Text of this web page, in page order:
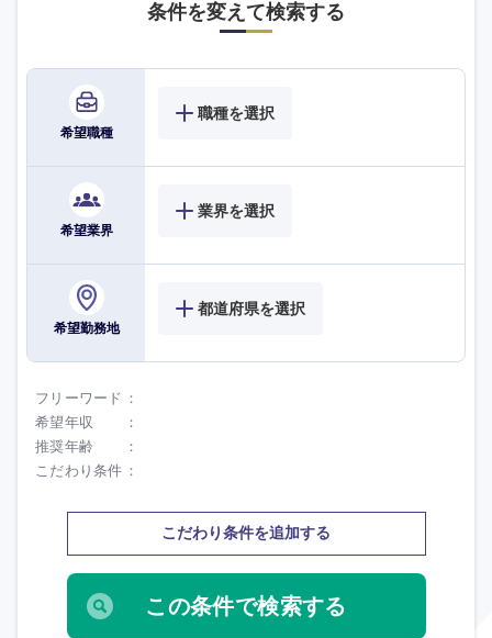
条件を変えて検索する
希望職種
職種を選択
希望業界
業界を選択
希望勤務地
都道府県を選択
フリーワード
希望年収
推奨年齢
こだわり条件
こだわり条件を追加する